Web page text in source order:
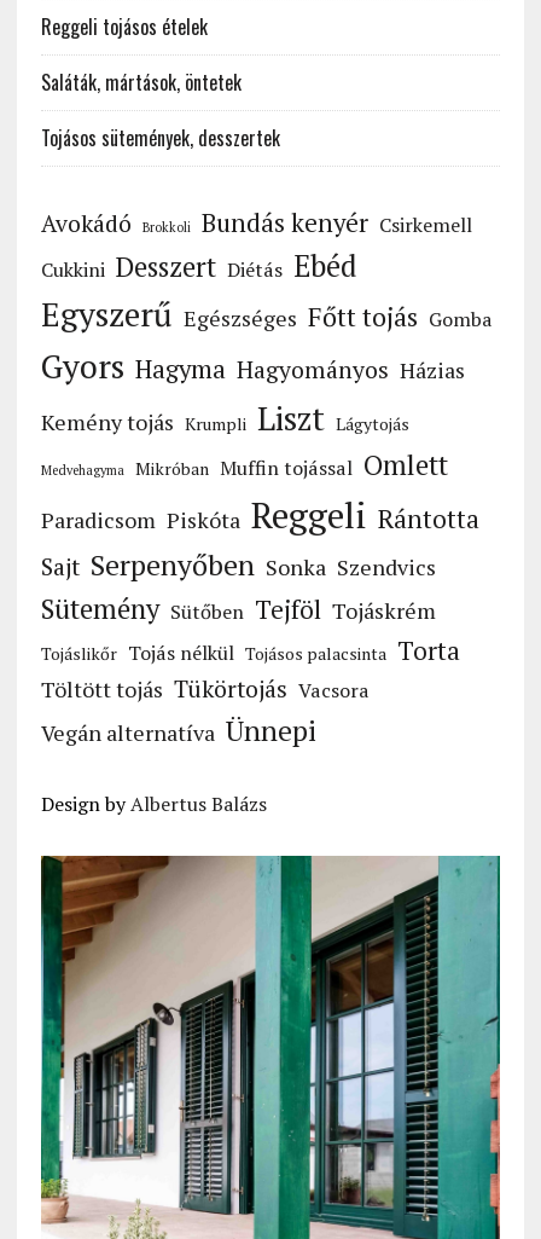
Reggeli tojásos ételek
Saláták, mártások, öntetek
Tojásos sütemények, desszertek
Avokádó Brokkoli Bundás kenyér Csirkemell
Cukkini Desszert Diétás Ebéd
Egyszerű Egészséges Főtt tojás Gomba
Gyors Hagyma Hagyományos Házias
Kemény tojás Krumpli Liszt Lágytojás
Medvehagyma Mikróban Muffin tojással Omlett
Paradicsom Piskóta Reggeli Rántotta
Sajt Serpenyőben Sonka Szendvics
Sütemény Sütőben Tejföl Tojáskrém
Tojáslikőr Tojás nélkül Tojásos palacsinta Torta
Töltött tojás Tükörtojás Vacsora
Vegán alternatíva Ünnepi
Design byAlbertus Balázs